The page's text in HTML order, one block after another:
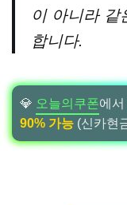
이 아니라 같
합니다.
💎 오늘의쿠폰에
90% 가능 (신카현